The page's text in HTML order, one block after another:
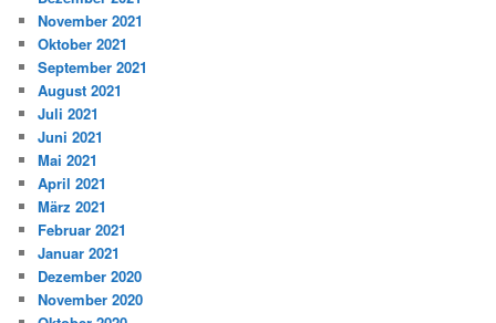
November 2021
Oktober 2021
September 2021
August 2021
Juli 2021
Juni 2021
Mai 2021
April 2021
März 2021
Februar 2021
Januar 2021
Dezember 2020
November 2020